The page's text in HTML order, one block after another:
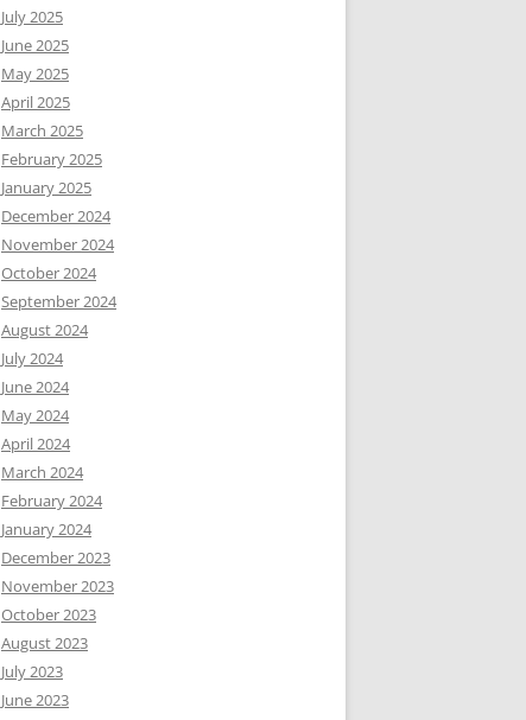
July 2025
June 2025
May 2025
April 2025
March 2025
February 2025
January 2025
December 2024
November 2024
October 2024
September 2024
August 2024
July 2024
June 2024
May 2024
April 2024
March 2024
February 2024
January 2024
December 2023
November 2023
October 2023
August 2023
July 2023
June 2023